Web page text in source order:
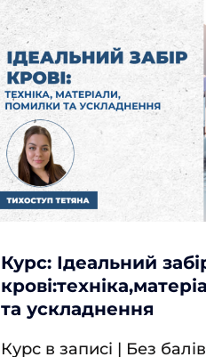
Курс: Ідеальний
та ускладнення
Курс в записі | Без